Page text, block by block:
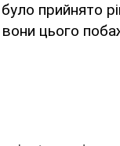
прийнято
цього